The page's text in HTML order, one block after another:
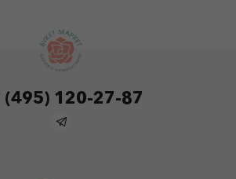
(495) 120-27-87